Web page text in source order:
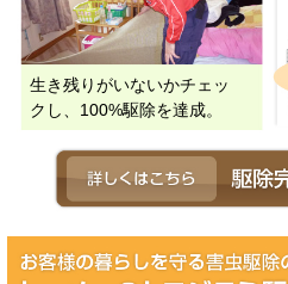
生き残りがいないかチェッ
クし、100%駆除を達成。